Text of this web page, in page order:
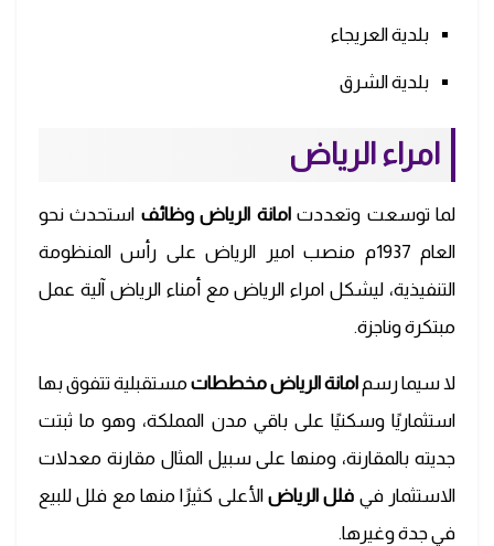
بلدية العريجاء
بلدية الشرق
امراء الرياض
لما توسعت وتعددتامانة الرياض وظائف استحدث نحو
العام 1937م منصب امير الرياض على رأس المنظومة
التنفيذية، ليشكل امراء الرياض مع أمناء الرياض آلية عمل
مبتكرة وناجزة.
لا سيما رسم امانة الرياض مخططات مستقبلية تتفوق بها
استثماريًا وسكنيًا على باقي مدن المملكة، وهو ما ثبتت
جديته بالمقارنة، ومنها على سبيل المثال مقارنة معدلات
الاستثمار في فلل الرياض الأعلى كثيرًا منها مع فلل للبيع
في جدة وغيرها.